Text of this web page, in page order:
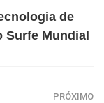
de
Surfe Mundial
PRÓXIMO